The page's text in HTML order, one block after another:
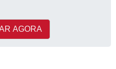
AGORA